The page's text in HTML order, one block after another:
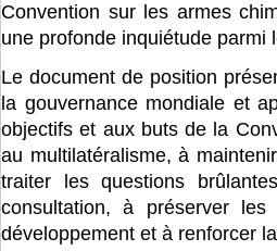
Convention sur les armes
une profonde inquiétude parmi
Le document de position
la gouvernance mondiale et
objectifs et aux buts de la
au multilatéralisme, à
traiter les questions
consultation, à préserver
développement et à renforcer